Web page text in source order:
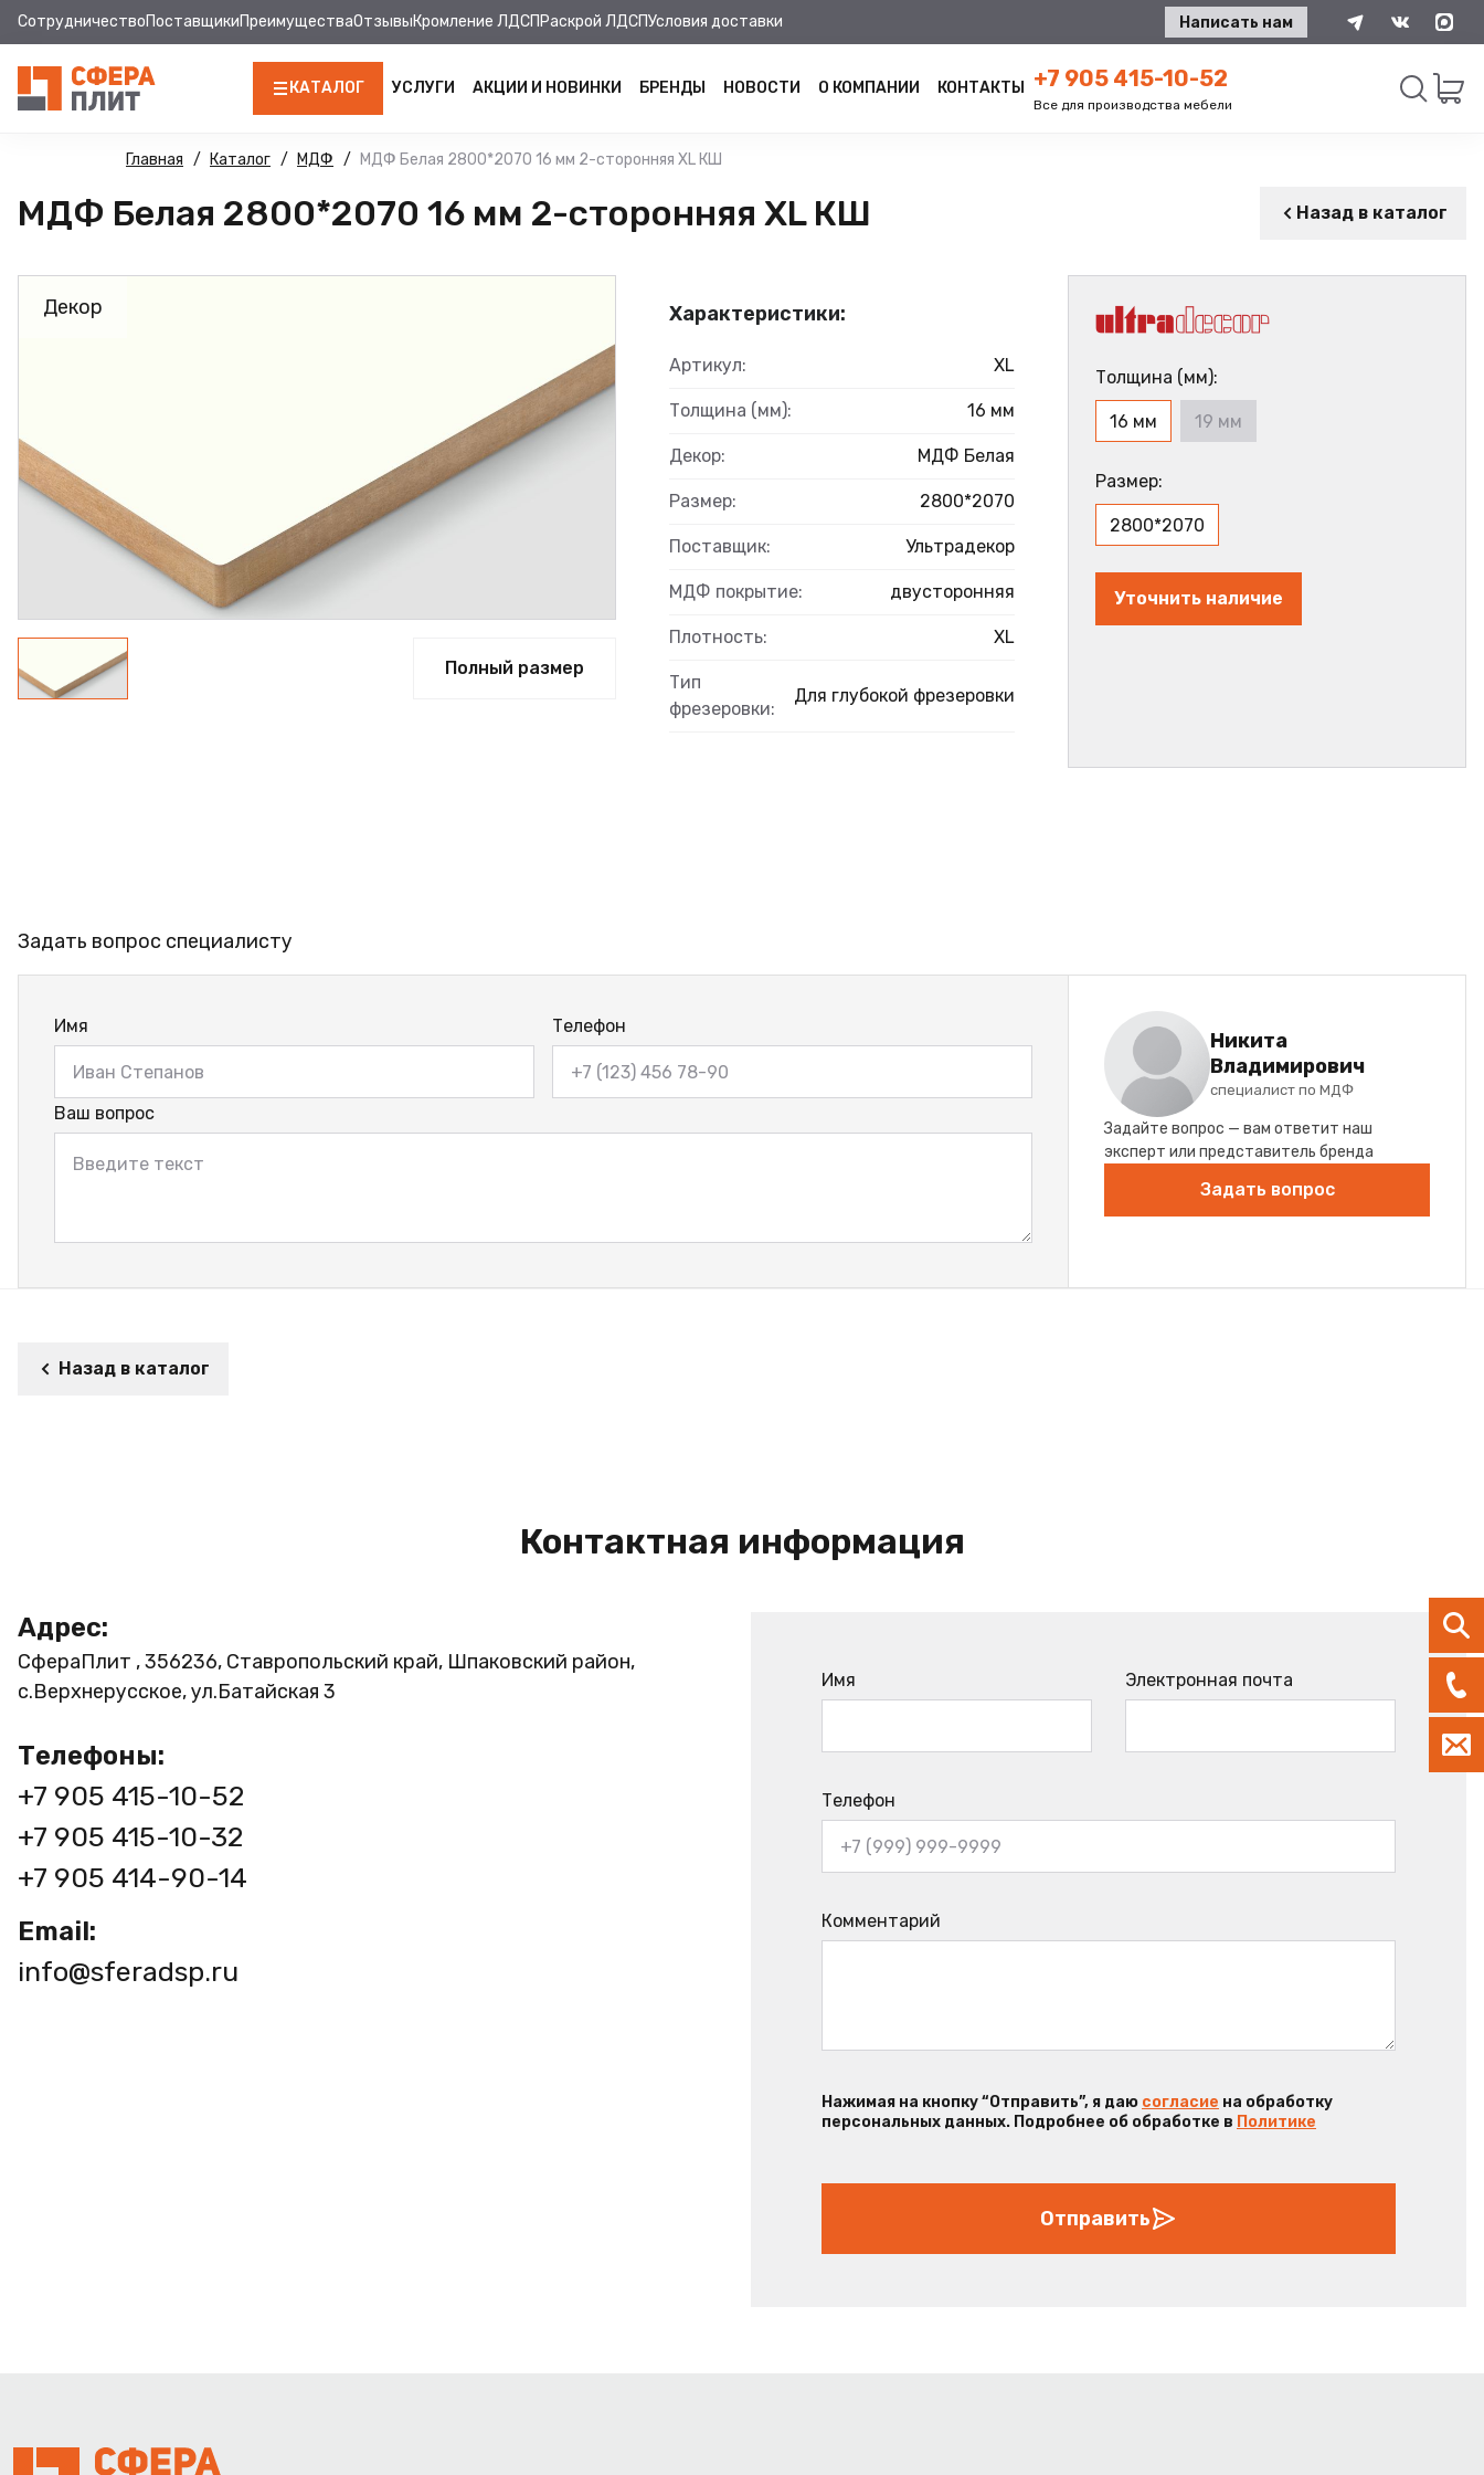
СотрудничествоПоставщикиПреимуществаОтзывыКромление ЛДСП Раскрой ЛДСПУсловия доставки Написать нам
КАТАЛОГ
ЛДСП
КРОМКА
ФАНЕРА
ФУРНИТУРА
УСЛУГИ АКЦИИ И НОВИНКИ БРЕНДЫ НОВОСТИ О КОМПАНИИ КОНТАКТЫ +7 905 415-10-52
Все для производства мебели
Главная Каталог МДФ МДФ Белая 2800*2070 16 мм 2-сторонняя XL КШ
МДФ Белая 2800*2070 16 мм 2-сторонняя XL КШ Назад в каталог
Декор
Полный размер
Характеристики:
Артикул: XL
Толщина (мм): 16 мм
Декор: МДФ Белая
Размер: 2800*2070
Поставщик: Ультрадекор
МДФ покрытие: двусторонняя
Плотность: XL
Тип
фрезеровки:
Для глубокой фрезеровки
Толщина (мм):
16 мм 19 мм
Размер:
2800*2070
Уточнить наличие
Задать вопрос специалисту
Имя Телефон
Ваш вопрос
Никита
Владимирович
специалист по МДФ
Задайте вопрос — вам ответит наш
эксперт или представитель бренда
Задать вопрос
Назад в каталог
Контактная информация
Адрес:
СфераПлит , 356236, Ставропольский край, Шпаковский район,
с.Верхнерусское, ул.Батайская 3
Телефоны:
+7 905 415-10-52
+7 905 415-10-32
+7 905 414-90-14
Email:
info@sferadsp.ru
Имя Электронная почта
Телефон
Комментарий
Нажимая на кнопку “Отправить”, я даю согласие на обработку
персональных данных. Подробнее об обработке в Политике
Отправить